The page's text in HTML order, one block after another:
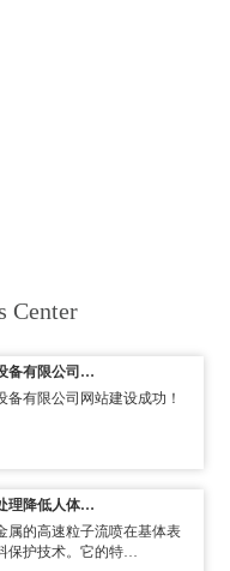
Center
备有限公司…
备有限公司网站建设成功！
理降低人体…
属的高速粒子流喷在基体表
保护技术。它的特…